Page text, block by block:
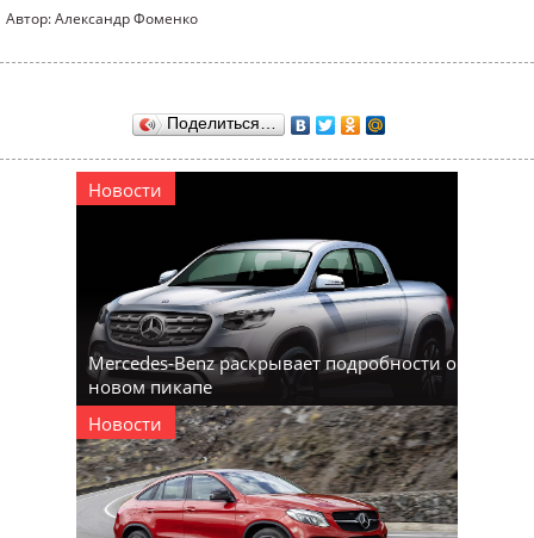
Автор: Александр Фоменко
Поделиться…
Новости
Mercedes-Benz раскрывает подробности о
новом пикапе
Новости